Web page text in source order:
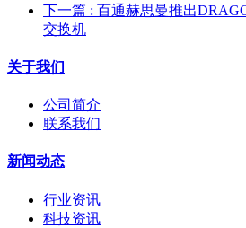
下一篇 : 百通赫思曼推出
交换机
关于我们
公司简介
联系我们
新闻动态
行业资讯
科技资讯